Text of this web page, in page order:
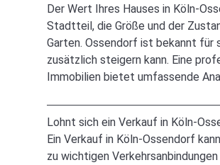
Der Wert Ihres Hauses in Köln-
Stadtteil, die Größe und der
Garten. Ossendorf ist bekannt für
zusätzlich steigern kann. Eine
Immobilien bietet umfassende
Lohnt sich ein Verkauf in Köln-
Ein Verkauf in Köln-Ossendorf
zu wichtigen